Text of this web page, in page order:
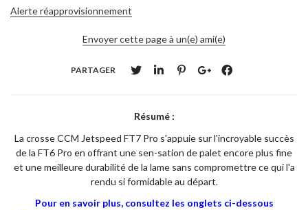
Alerte réapprovisionnement
Envoyer cette page à un(e) ami(e)
PARTAGER
Résumé :
La crosse CCM Jetspeed FT7 Pro s'appuie sur l'incroyable succès
de la FT6 Pro en offrant une sen-sation de palet encore plus fine
et une meilleure durabilité de la lame sans compromettre ce qui l'a
rendu si formidable au départ.
Pour en savoir plus, consultez les onglets ci-dessous